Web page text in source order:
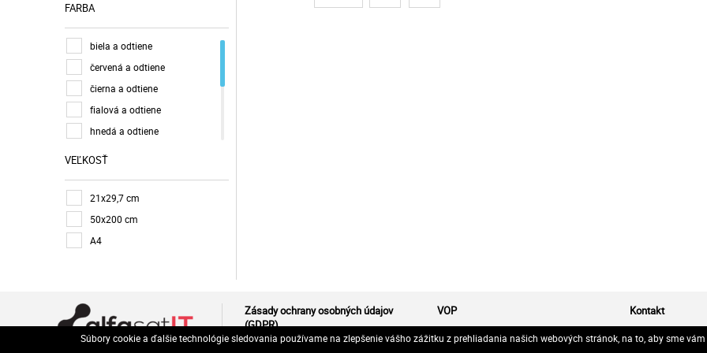
FARBA
biela a odtiene
červená a odtiene
čierna a odtiene
fialová a odtiene
hnedá a odtiene
mix
ružová a odtiene
sivá a odtiene
zelená a odtiene
VEĽKOSŤ
21x29,7 cm
50x200 cm
A4
Zásady ochrany osobných údajov
(GDPR)
VOP Kontakt
Súbory cookie a ďalšie technológie sledovania používame na zlepšenie vášho zážitku z prehliadania našich webových stránok, na to, aby sme